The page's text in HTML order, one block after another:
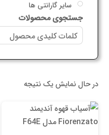
سایر گارانتی ها
جستجوی محصولات
در حال نمایش یک نتیجه